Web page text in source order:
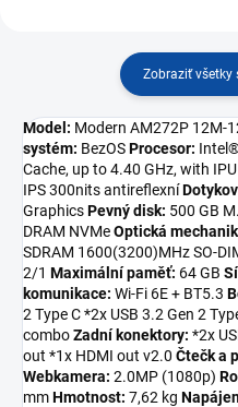
Zobraziť všetky
Model: Modern AM272P 12M-
systém: BezOSProcesor:
Cache, up to 4.40 GHz, with IPU
IPS 300nits antireflexní
GraphicsPevný disk: 500 GB
DRAM NVMeOptická
SDRAM 1600(3200)MHz SO-
2/1 Maximální paměť: 64 GB
komunikace: Wi-Fi 6E + BT5.3
2 Type C *2x USB 3.2 Gen 2
comboZadní konektory: *2x
out *1x HDMI out v2.0 Čtečk a
Webkamera: 2.0MP (1080p)
mmHmotnost: 7,62 kg